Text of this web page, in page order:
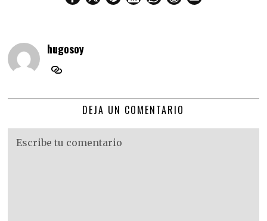
hugosoy
DEJA UN COMENTARIO